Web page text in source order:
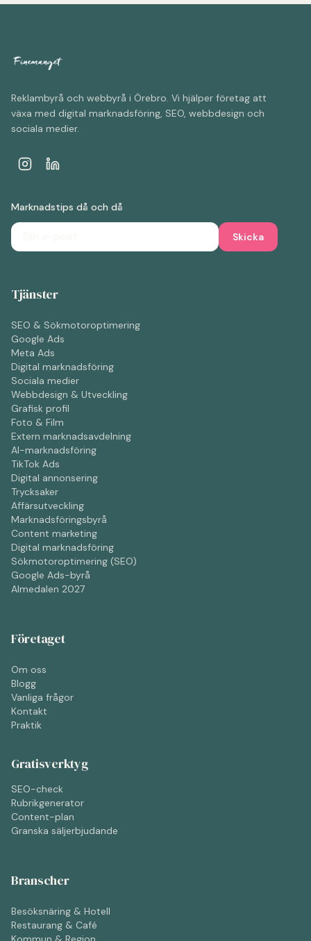
Reklambyrå och webbyrå i Örebro. Vi hjälper företag att
växa med digital marknadsföring, SEO, webbdesign och
sociala medier.
Marknadstips då och då
Skicka
Tjänster
SEO & Sökmotoroptimering
Google Ads
Meta Ads
Digital marknadsföring
Sociala medier
Webbdesign & Utveckling
Grafisk profil
Foto & Film
Extern marknadsavdelning
AI-marknadsföring
TikTok Ads
Digital annonsering
Trycksaker
Affärsutveckling
Marknadsföringsbyrå
Content marketing
Digital marknadsföring
Sökmotoroptimering (SEO)
Google Ads-byrå
Almedalen 2027
Företaget
Om oss
Blogg
Vanliga frågor
Kontakt
Praktik
Gratisverktyg
SEO-check
Rubrikgenerator
Content-plan
Granska säljerbjudande
Branscher
Besöksnäring & Hotell
Restaurang & Café